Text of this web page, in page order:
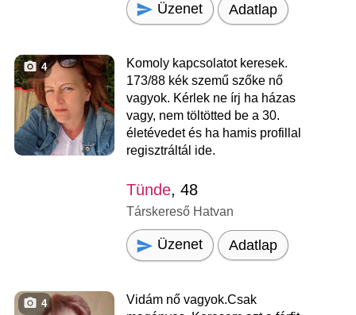
Üzenet Adatlap
4
Komoly kapcsolatot keresek.
173/88 kék szemű szőke nő
vagyok. Kérlek ne írj ha házas
vagy, nem töltötted be a 30.
életévedet és ha hamis profillal
regisztráltál ide.
Tünde, 48
Társkereső Hatvan
Üzenet Adatlap
4
Vidám nő vagyok.Csak